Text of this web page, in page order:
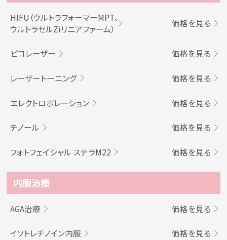
HIFU（ウルトラフォーマーMPT、
ウルトラセルZiリニアファーム）
価格を見る
ピコレーザー 価格を見る
レーザートーニング 価格を見る
エレクトロポレーション 価格を見る
テノール 価格を見る
フォトフェイシャル ステラM22 価格を見る
内服治療
AGA治療 価格を見る
イソトレチノイン内服 価格を見る